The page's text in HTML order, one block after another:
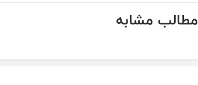
مطالب مشابه